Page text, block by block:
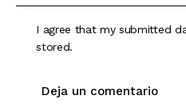
I agree that my submitted
stored.